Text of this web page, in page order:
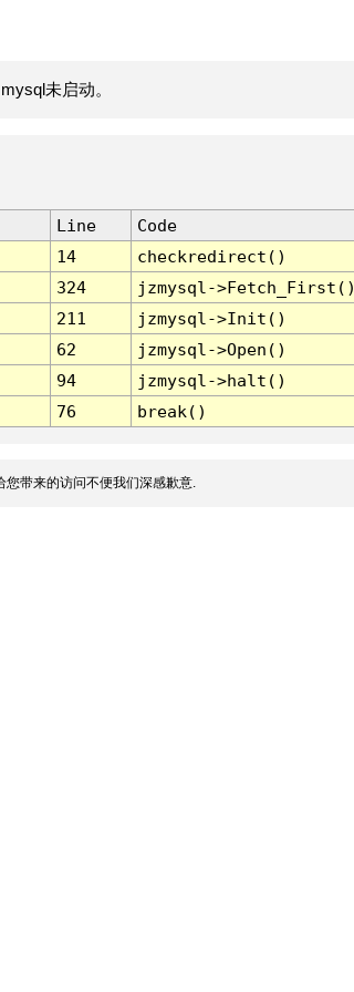
未启动。
Line
Code
14
checkredirect()
324
jzmysql-
211
jzmysql->Init()
62
jzmysql->Open()
94
jzmysql->halt()
76 break()
带来的访问不便我们深感歉意.